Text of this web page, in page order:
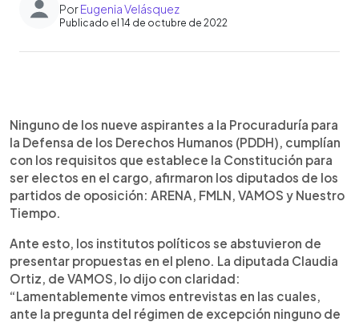
PorEugenia Velásquez
Publicado el 14 de octubre de 2022
Escuchar artículo
Ninguno de los nueve aspirantes a la Procuraduría para
la Defensa de los Derechos Humanos (PDDH), cumplían
con los requisitos que establece la Constitución para
ser electos en el cargo, afirmaron los diputados de los
partidos de oposición: ARENA, FMLN, VAMOS y Nuestro
Tiempo.
Ante esto, los institutos políticos se abstuvieron de
presentar propuestas en el pleno. La diputada Claudia
Ortiz, de VAMOS, lo dijo con claridad:
“Lamentablemente vimos entrevistas en las cuales,
ante la pregunta del régimen de excepción ninguno de